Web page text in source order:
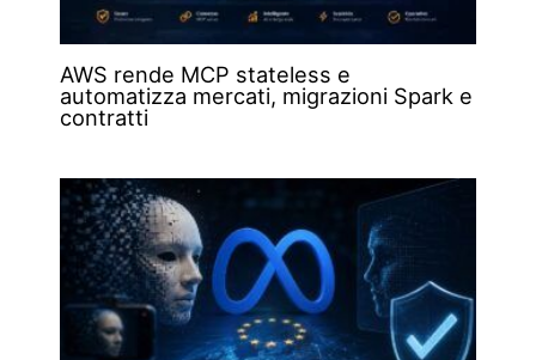
AWS rende MCP stateless e
automatizza mercati, migrazioni Spark e
contratti